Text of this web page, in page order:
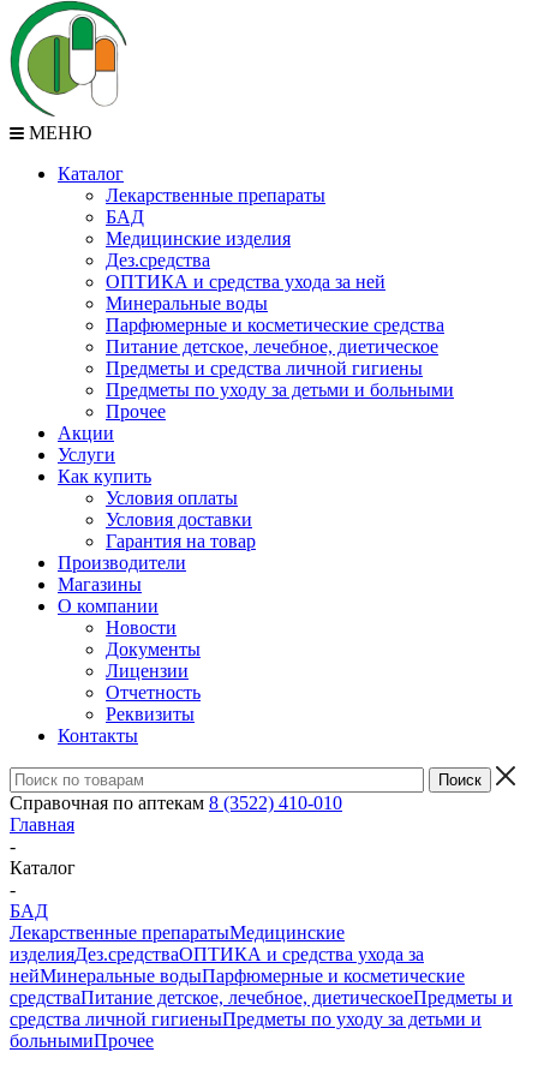
МЕНЮ
Каталог
Лекарственные препараты
БАД
Медицинские изделия
Дез.средства
ОПТИКА и средства ухода за ней
Минеральные воды
Парфюмерные и косметические средства
Питание детское, лечебное, диетическое
Предметы и средства личной гигиены
Предметы по уходу за детьми и больными
Прочее
Акции
Услуги
Как купить
Условия оплаты
Условия доставки
Гарантия на товар
Производители
Магазины
О компании
Новости
Документы
Лицензии
Отчетность
Реквизиты
Контакты
Справочная по аптекам 8 (3522) 410-010
Главная
-
Каталог
-
БАД
Лекарственные препаратыМедицинские
изделияДез.средстваОПТИКА и средства ухода за
нейМинеральные водыПарфюмерные и косметические
средстваПитание детское, лечебное, диетическоеПредметы и
средства личной гигиеныПредметы по уходу за детьми и
больнымиПрочее